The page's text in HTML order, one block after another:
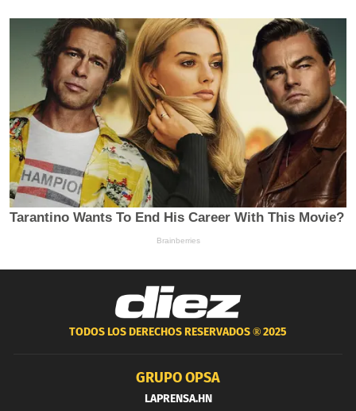
TODOS LOS DERECHOS RESERVADOS ®2025
GRUPO OPSA
LAPRENSA.HN